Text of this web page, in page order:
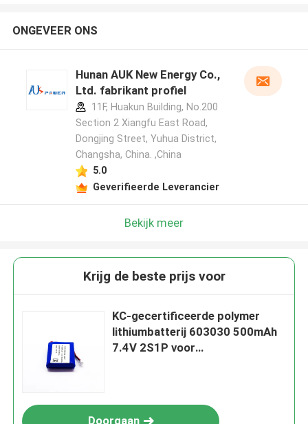
ONGEVEER ONS
Hunan AUK New Energy Co.,
Ltd. fabrikant profiel
11F, Huakun Building, No.200
Section 2 Xiangfu East Road,
Dongjing Street, Yuhua District,
Changsha, China. ,China
5.0
Geverifieerde Leverancier
Bekijk meer
Krijg de beste prijs voor
KC-gecertificeerde polymer
lithiumbatterij 603030 500mAh
7.4V 2S1P voor
Doorgaan